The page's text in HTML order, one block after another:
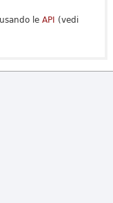
le API (vedi